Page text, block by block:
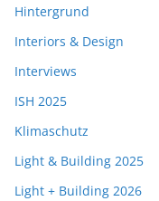
Hintergrund
Interiors & Design
Interviews
ISH 2025
Klimaschutz
Light & Building 2025
Light + Building 2026